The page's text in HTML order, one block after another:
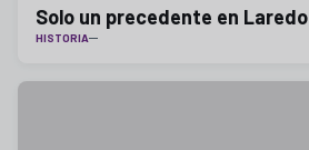
Solo un precedente en Laredo
HISTORIA